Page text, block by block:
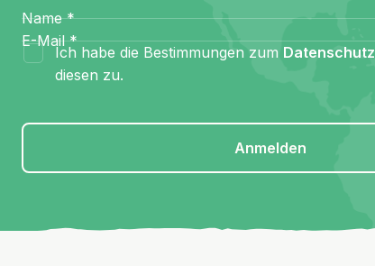
Name *
E-Mail *
Ich habe die Bestimmungen zum Datenschutz
diesen zu.
Anmelden